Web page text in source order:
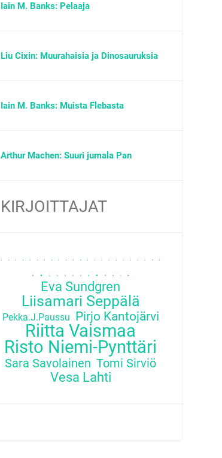
Iain M. Banks: Pelaaja
Liu Cixin: Muurahaisia ja Dinosauruksia
Iain M. Banks: Muista Flebasta
Arthur Machen: Suuri jumala Pan
KIRJOITTAJAT
. . . . . . . . . . . . . . . . . . . . . . .
. . . . . . . . . . . . .
Eva Sundgren
Liisamari Seppälä
Pekka.J.Paussu Pirjo Kantojärvi
Riitta Vaismaa
Risto Niemi-Pynttäri
Sara Savolainen Tomi Sirviö
Vesa Lahti